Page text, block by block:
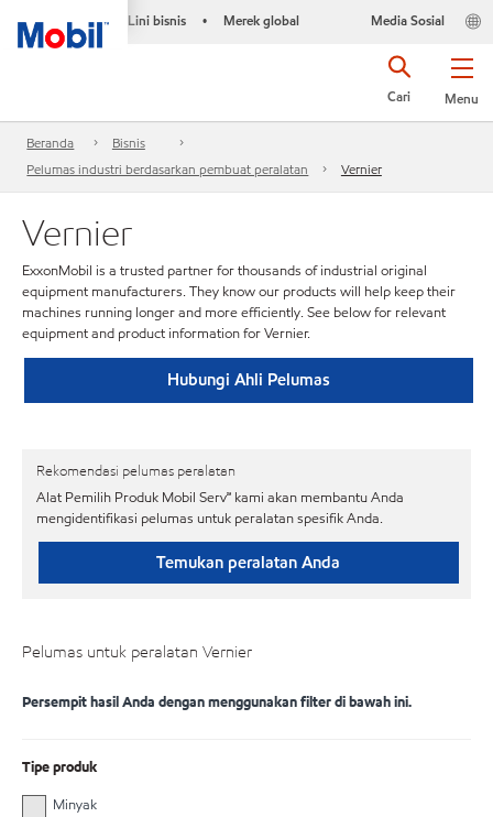
Lini bisnis • Merek global Media Sosial
Menu
Cari
Beranda
Bisnis
Pelumas industri berdasarkan pembuat peralatan
Vernier
Vernier
ExxonMobil is a trusted partner for thousands of industrial original
equipment manufacturers. They know our products will help keep their
machines running longer and more efficiently. See below for relevant
equipment and product information for Vernier.
Hubungi Ahli Pelumas
Rekomendasi pelumas peralatan
Alat Pemilih Produk Mobil Serv℠ kami akan membantu Anda
mengidentifikasi pelumas untuk peralatan spesifik Anda.
Temukan peralatan Anda
Pelumas untuk peralatan Vernier
Persempit hasil Anda dengan menggunakan filter di bawah ini.
Tipe produk
Minyak